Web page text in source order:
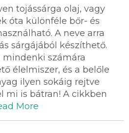
tojássárga olaj, vagy
óta különféle bőr- és
A neve arra
sárgájából készíthető.
mindenki számára
élelmiszer, és a belőle
ilyen sokáig rejtve
mi is bátran! A cikkben
More